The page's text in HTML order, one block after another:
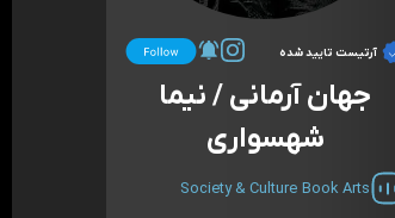
آرتیست تایید شده
جهان آرمانی / نیما
شهسواری
Arts
Book
Society & Culture